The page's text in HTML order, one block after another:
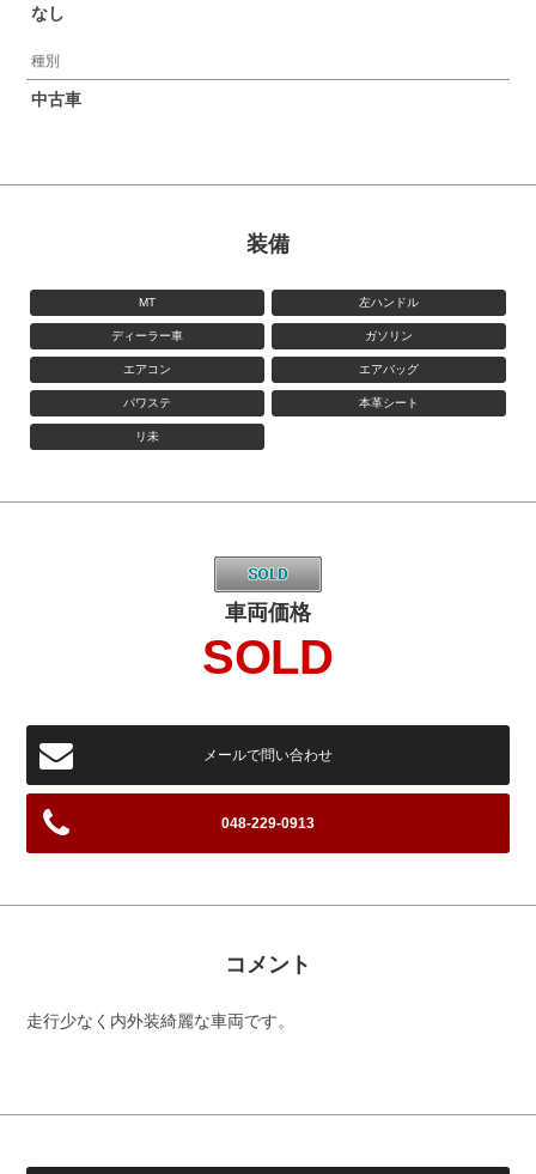
なし
種別
中古車
装備
MT 左ハンドル
ディーラー車 ガソリン
エアコン エアバッグ
パワステ 本革シート
リ未
車両価格
SOLD
メールで問い合わせ
048-229-0913
コメント
走行少なく内外装綺麗な車両です。